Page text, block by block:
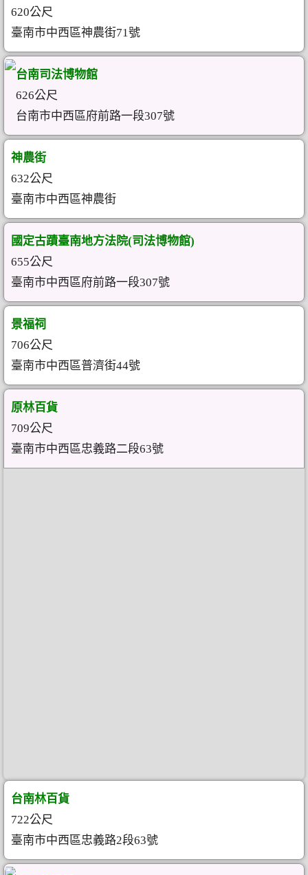
620公尺
臺南市中西區神農街71號
台南司法博物館
626公尺
台南市中西區府前路一段307號
神農街
632公尺
臺南市中西區神農街
國定古蹟臺南地方法院(司法博物館)
655公尺
臺南市中西區府前路一段307號
景福祠
706公尺
臺南市中西區普濟街44號
原林百貨
709公尺
臺南市中西區忠義路二段63號
台南林百貨
722公尺
臺南市中西區忠義路2段63號